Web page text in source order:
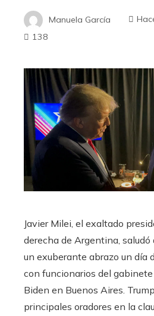
Manuela García
138
Javier Milei, el exaltado
derecha de Argentina,
un exuberante abrazo un día
con funcionarios del
Biden en Buenos Aires.
principales oradores en la